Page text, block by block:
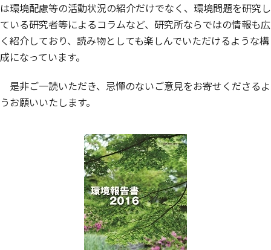
は環境配慮等の活動状況の紹介だけでなく、環境問題を研究し
ている研究者等によるコラムなど、研究所ならではの情報も広
く紹介しており、読み物としても楽しんでいただけるような構
成になっています。
是非ご一読いただき、忌憚のないご意見をお寄せくださるよ
うお願いいたします。